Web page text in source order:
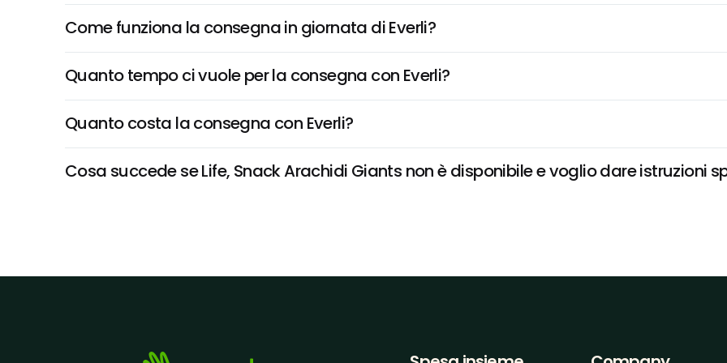
Come funziona la consegna in giornata di Everli?
Quanto tempo ci vuole per la consegna con Everli?
Quanto costa la consegna con Everli?
Cosa succede se Life, Snack Arachidi Giants non è disponibile e voglio dare istruzioni